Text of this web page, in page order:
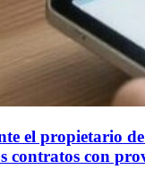
el propietario
contratos con